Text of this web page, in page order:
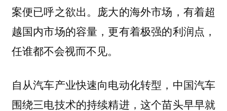
案便已呼之欲出。庞大的海外市场，有着超
越国内市场的容量，更有着极强的利润点，
任谁都不会视而不见。
自从汽车产业快速向电动化转型，中国汽车
围绕三电技术的持续精进，这个苗头早早就